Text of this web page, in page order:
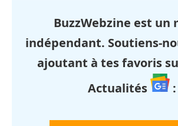
BuzzWebzine est un
indépendant. Soutiens-
ajoutant à tes favoris
Actualités
: